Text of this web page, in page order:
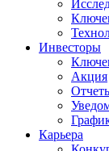
Инвесторы
Акция
Карьера